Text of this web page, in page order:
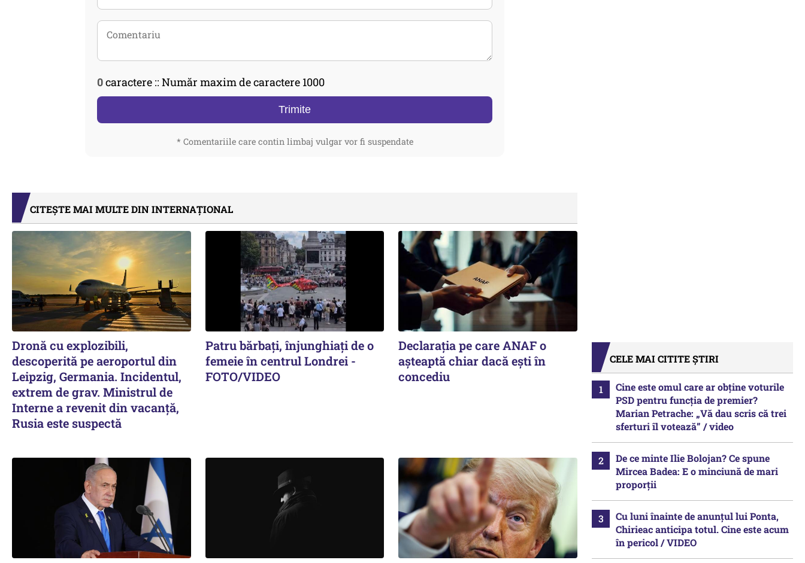
0caractere :: Număr maxim de caractere 1000
Trimite
* Comentariile care contin limbaj vulgar vor fi suspendate
CITEȘTE MAI MULTE DIN INTERNAȚIONAL
Dronă cu explozibili,
descoperită pe aeroportul din
Leipzig, Germania. Incidentul,
extrem de grav. Ministrul de
Interne a revenit din vacanță,
Rusia este suspectă
Patru bărbați, înjunghiați de o
femeie în centrul Londrei -
FOTO/VIDEO
Declarația pe care ANAF o
așteaptă chiar dacă ești în
concediu
CELE MAI CITITE ȘTIRI
Cine este omul care ar obține voturile
PSD pentru funcția de premier?
Marian Petrache: „Vă dau scris că trei
sferturi îl votează” / video
De ce minte Ilie Bolojan? Ce spune
Mircea Badea: E o minciună de mari
proporții
Cu luni înainte de anunțul lui Ponta,
Chirieac anticipa totul. Cine este acum
în pericol / VIDEO